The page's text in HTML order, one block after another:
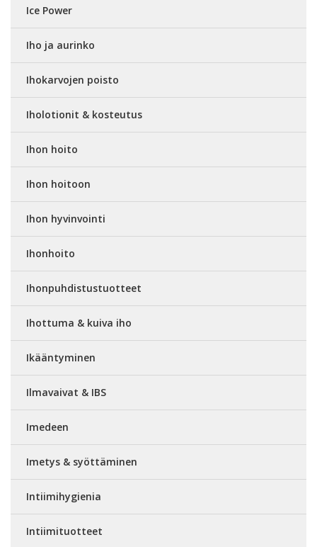
Ice Power
Iho ja aurinko
Ihokarvojen poisto
Iholotionit & kosteutus
Ihon hoito
Ihon hoitoon
Ihon hyvinvointi
Ihonhoito
Ihonpuhdistustuotteet
Ihottuma & kuiva iho
Ikääntyminen
Ilmavaivat & IBS
Imedeen
Imetys & syöttäminen
Intiimihygienia
Intiimituotteet